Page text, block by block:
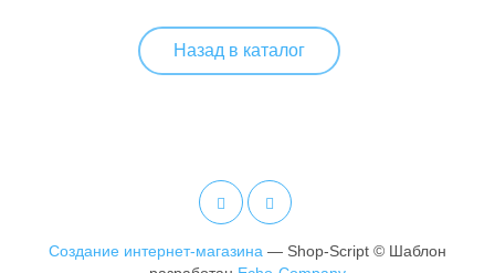
Назад в каталог
Создание интернет-магазина — Shop-Script © Шаблон